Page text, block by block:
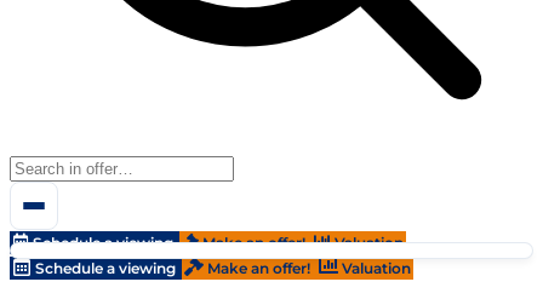
Schedule a viewing Make an offer!
Valuation
Schedule a viewing
Make an offer! Valuation